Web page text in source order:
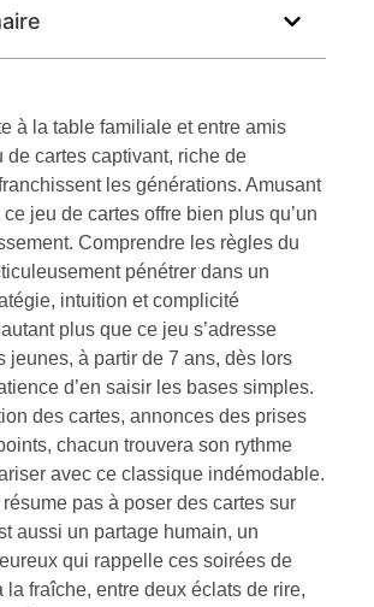
à la table familiale et entre amis
de cartes captivant, riche de
les générations. Amusant
jeu de cartes offre bien plus qu’un
Comprendre les règles du
pénétrer dans un
intuition et complicité
plus que ce jeu s’adresse
jeunes, à partir de 7 ans, dès lors
d’en saisir les bases simples.
des cartes, annonces des prises
chacun trouvera son rythme
avec ce classique indémodable.
résume pas à poser des cartes sur
aussi un partage humain, un
qui rappelle ces soirées de
la fraîche, entre deux éclats de rire,